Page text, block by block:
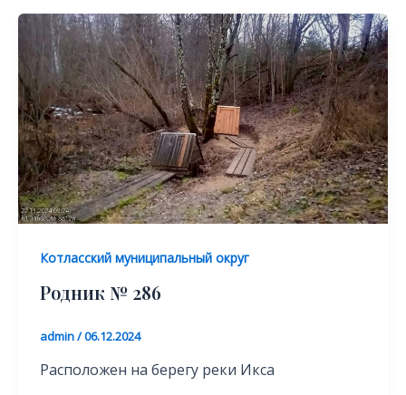
Котласский муниципальный округ
Родник № 286
admin/06.12.2024
Расположен на берегу реки Икса